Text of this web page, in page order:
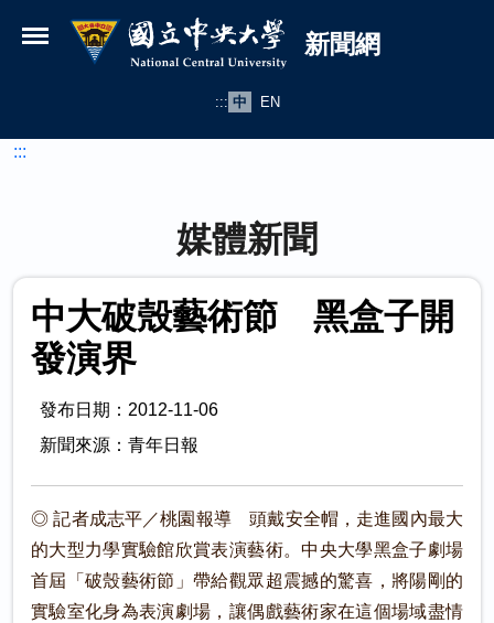
國立中央大學新聞網
新聞網
::: 中 EN
:::
媒體新聞
中大破殼藝術節 黑盒子開
發演界
發布日期：2012-11-06
新聞來源：青年日報
◎ 記者成志平／桃園報導 頭戴安全帽，走進國內最大
的大型力學實驗館欣賞表演藝術。中央大學黑盒子劇場
首屆「破殼藝術節」帶給觀眾超震撼的驚喜，將陽剛的
實驗室化身為表演劇場，讓偶戲藝術家在這個場域盡情